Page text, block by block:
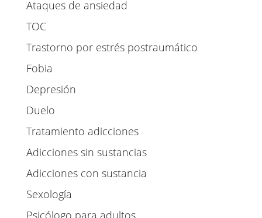
Ataques de ansiedad
TOC
Trastorno por estrés postraumático
Fobia
Depresión
Duelo
Tratamiento adicciones
Adicciones sin sustancias
Adicciones con sustancia
Sexología